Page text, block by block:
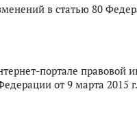
в статью 80
портале правовой
от 9 марта 2015